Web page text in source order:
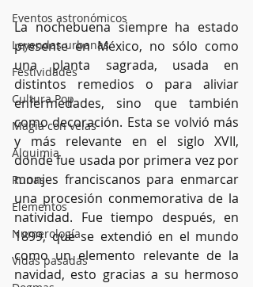
Eventos astronómicos
Leyendas urbanas
Festividades
Cultura Pop
Magia con velas
Alquimia
Runas
Elementos
Numerología
Vidas pasadas
La nochebuena siempre ha estado
presente en México, no sólo como
una planta sagrada, usada en
distintos remedios o para aliviar
enfermedades, sino que también
como decoración. Esta se volvió más
y más relevante en el siglo XVII,
donde fue usada por primera vez por
monjes franciscanos para enmarcar
una procesión conmemorativa de la
natividad. Fue tiempo después, en
1899, que se extendió en el mundo
como un elemento relevante de la
navidad, esto gracias a su hermoso